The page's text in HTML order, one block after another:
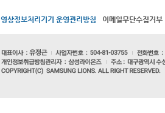
영상정보처리기기 운영관리방침 이메일무단수집거부